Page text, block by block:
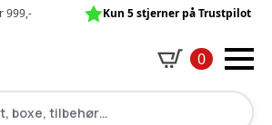
999,- Kun 5 stjerner på Trustpilot
0
boxe, tilbehør…